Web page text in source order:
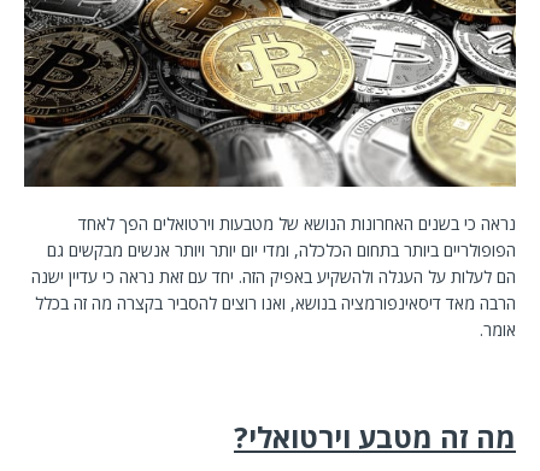
נראה כי בשנים האחרונות הנושא של מטבעות וירטואלים הפך לאחד
הפופולריים ביותר בתחום הכלכלה, ומדי יום יותר ויותר אנשים מבקשים גם
הם לעלות על העגלה ולהשקיע באפיק הזה. יחד עם זאת נראה כי עדיין ישנה
הרבה מאד דיסאינפורמציה בנושא, ואנו רוצים להסביר בקצרה מה זה בכלל
אומר.
מה זה מטבע וירטואלי?